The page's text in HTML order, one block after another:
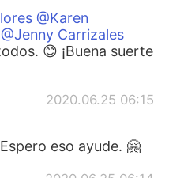
@Karen
Carrizales
😊 ¡Buena suerte
2020.06.25 06:15
eso ayude. 🤗